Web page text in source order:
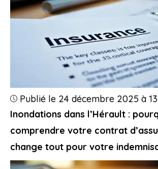
Inondations dans l’Hérault :
comprendre votre contrat
change tout pour votre
Publié le 24 décembre 2025 à